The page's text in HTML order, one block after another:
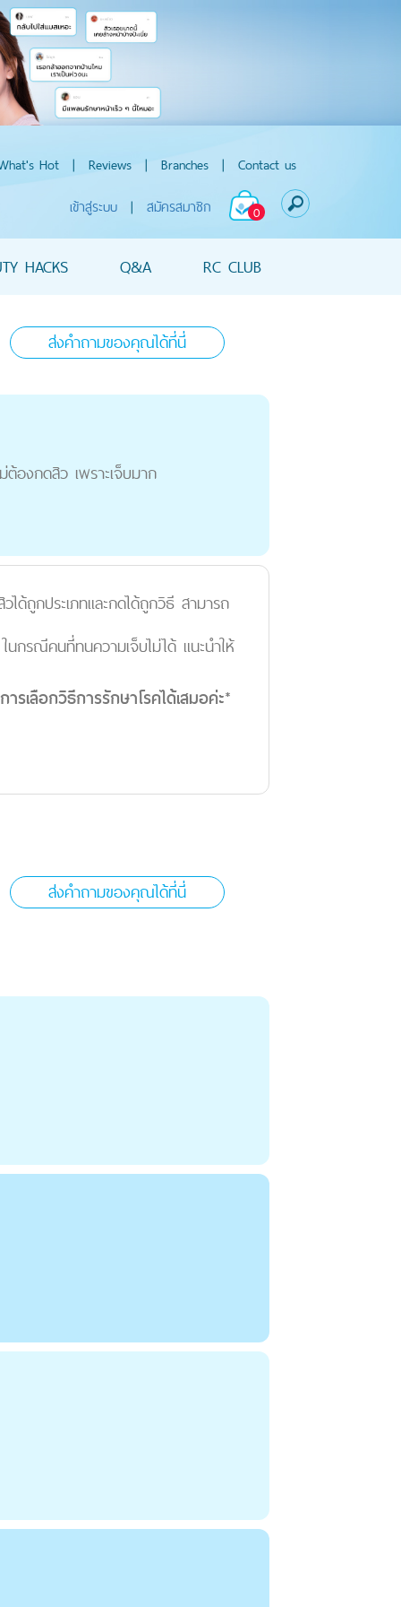
Hot | Reviews | Branches | Contact us
0
เข้าสู่ระบบ | สมัครสมาชิก
HACKS Q&A RC CLUB
ส่งคำถามของคุณได้ที่นี่
องกดสิว เพราะเจ็บมาก
ด้ถูกประเภทและกดได้ถูกวิธี สามารถ
กรณีคนที่ทนความเจ็บไม่ได้ แนะนำให้
เลือกวิธีการรักษาโรคได้เสมอค่ะ*
ส่งคำถามของคุณได้ที่นี่